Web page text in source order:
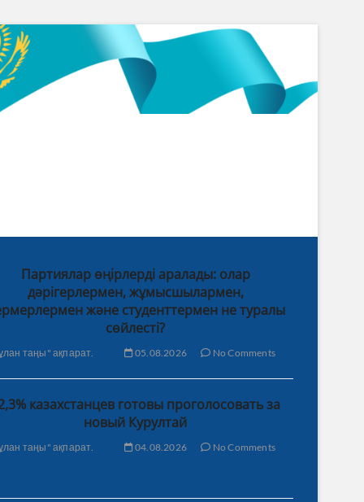
Партиялар өңірлерді аралады: олар
дәрігерлермен, жұмысшылармен,
және студенттермен не туралы
сөйлесті?
таңы" ақпарат. 05.08.2026 No Comments
казахстанцев готовы проголосовать за
новый Курултай
таңы" ақпарат. 04.08.2026 No Comments